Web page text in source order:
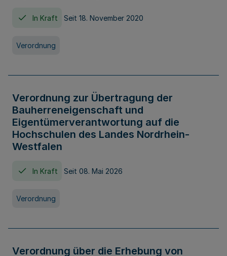
In Kraft Seit 18. November 2020
Verordnung
Verordnung zur Übertragung der
Bauherreneigenschaft und
Eigentümerverantwortung auf die
Hochschulen des Landes Nordrhein-
Westfalen
In Kraft Seit 08. Mai 2026
Verordnung
Verordnung über die Erhebung von